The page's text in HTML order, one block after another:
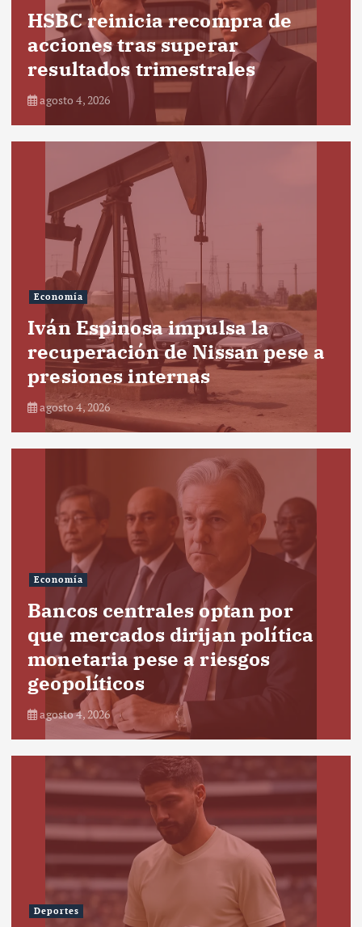
HSBC reinicia recompra de
acciones tras superar
resultados trimestrales
agosto 4, 2026
Economía
Iván Espinosa impulsa la
recuperación de Nissan pese a
presiones internas
agosto 4, 2026
Economía
Bancos centrales optan por
que mercados dirijan política
monetaria pese a riesgos
geopolíticos
agosto 4, 2026
Deportes